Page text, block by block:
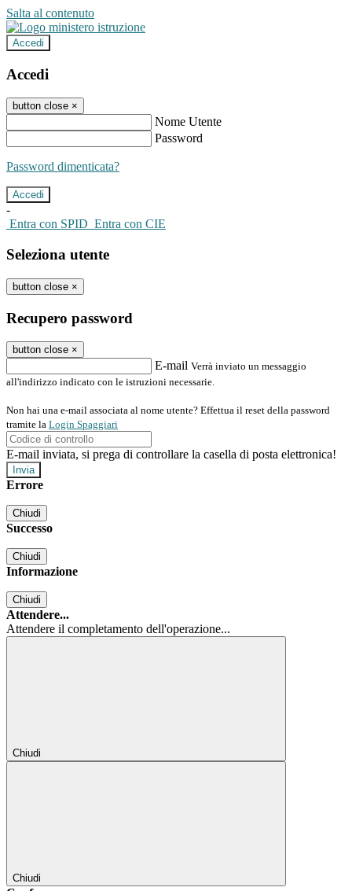
Salta al contenuto
Accedi
Accedi
button close ×
Nome Utente
Password
Password dimenticata?
-
Entra con SPID Entra con CIE
Seleziona utente
button close ×
Recupero password
button close ×
E-mail Verrà inviato un messaggio
all'indirizzo indicato con le istruzioni necessarie.
Non hai una e-mail associata al nome utente? Effettua il reset della password
tramite la Login Spaggiari
E-mail inviata, si prega di controllare la casella di posta elettronica!
Errore
Chiudi
Successo
Chiudi
Informazione
Chiudi
Attendere...
Attendere il completamento dell'operazione...
Chiudi
Chiudi